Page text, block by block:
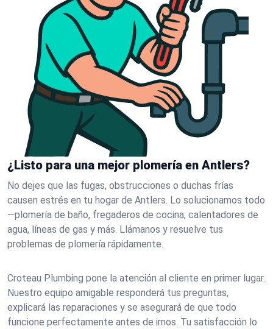
¿Listo para una mejor plomería en Antlers?
No dejes que las fugas, obstrucciones o duchas frías
causen estrés en tu hogar de Antlers. Lo solucionamos todo
—plomería de baño, fregaderos de cocina, calentadores de
agua, líneas de gas y más. Llámanos y resuelve tus
problemas de plomería rápidamente.
Croteau Plumbing pone la atención al cliente en primer lugar.
Nuestro equipo amigable responderá tus preguntas,
explicará las reparaciones y se asegurará de que todo
funcione perfectamente antes de irnos. Tu satisfacción lo